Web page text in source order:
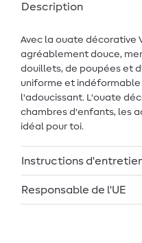
Description
Avec la ouate décorative
agréablement douce,
douillets, de poupées et
uniforme et indéformable
l'adoucissant. L'ouate
chambres d'enfants, les
idéal pour toi.
Instructions
Responsable de l'UE